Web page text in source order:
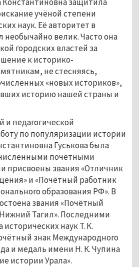
учёной степени
наук. Её авторитет в
необычайно велик. Часто она
городских властей за
к историко-
не стесняясь,
«новых историков»,
историю нашей страны и
и педагогической
по популяризации истории
Гуськова была
почётными
присвоены звания «Отличник
и «Почётный работник
образования РФ». В
звания «Почётный
Тагил». Последними
наук Т. К.
знак Международного
и медаль имени Н. К. Чупина
истории Урала».